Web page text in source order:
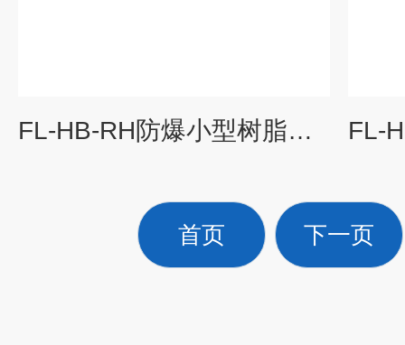
FL-HB-RH防爆小型树脂软化水设备供应商
首页 下一页